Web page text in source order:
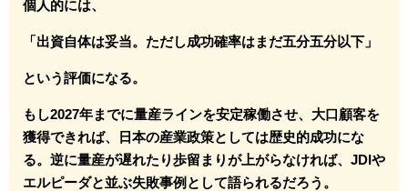
個人的には、
「出資自体は妥当。ただし成功確率はまだ五分五分以下」
という評価になる。
もし2027年までに量産ラインを安定稼働させ、大口顧客を
獲得できれば、日本の産業政策としては歴史的成功にな
る。逆に量産が遅れたり歩留まりが上がらなければ、JDIや
エルピーダと並ぶ失敗事例として語られるだろう。